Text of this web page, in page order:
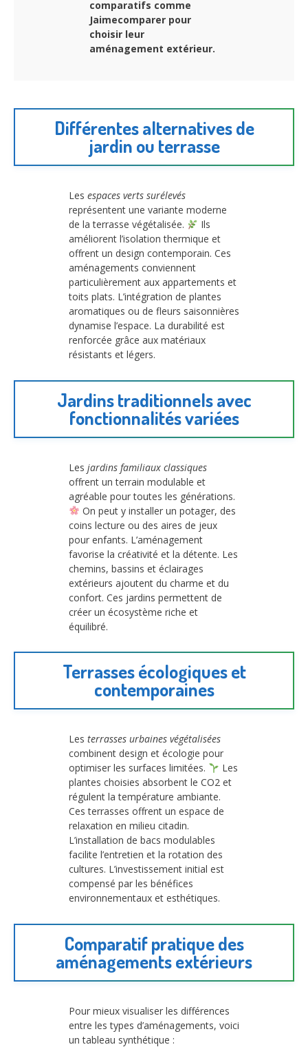
comparatifs comme
Jaimecomparer pour
choisir leur
aménagement extérieur.
Différentes alternatives de
jardin ou terrasse
Les espaces verts surélevés
représentent une variante moderne
de la terrasse végétalisée.
Ils
améliorent l’isolation thermique et
offrent un design contemporain. Ces
aménagements conviennent
particulièrement aux appartements et
toits plats. L’intégration de plantes
aromatiques ou de fleurs saisonnières
dynamise l’espace. La durabilité est
renforcée grâce aux matériaux
résistants et légers.
Jardins traditionnels avec
fonctionnalités variées
Les jardins familiaux classiques
offrent un terrain modulable et
agréable pour toutes les générations.
On peut y installer un potager, des
coins lecture ou des aires de jeux
pour enfants. L’aménagement
favorise la créativité et la détente. Les
chemins, bassins et éclairages
extérieurs ajoutent du charme et du
confort. Ces jardins permettent de
créer un écosystème riche et
équilibré.
Terrasses écologiques et
contemporaines
Les terrasses urbaines végétalisées
combinent design et écologie pour
optimiser les surfaces limitées.
Les
plantes choisies absorbent le CO2 et
régulent la température ambiante.
Ces terrasses offrent un espace de
relaxation en milieu citadin.
L’installation de bacs modulables
facilite l’entretien et la rotation des
cultures. L’investissement initial est
compensé par les bénéfices
environnementaux et esthétiques.
Comparatif pratique des
aménagements extérieurs
Pour mieux visualiser les différences
entre les types d’aménagements, voici
un tableau synthétique :